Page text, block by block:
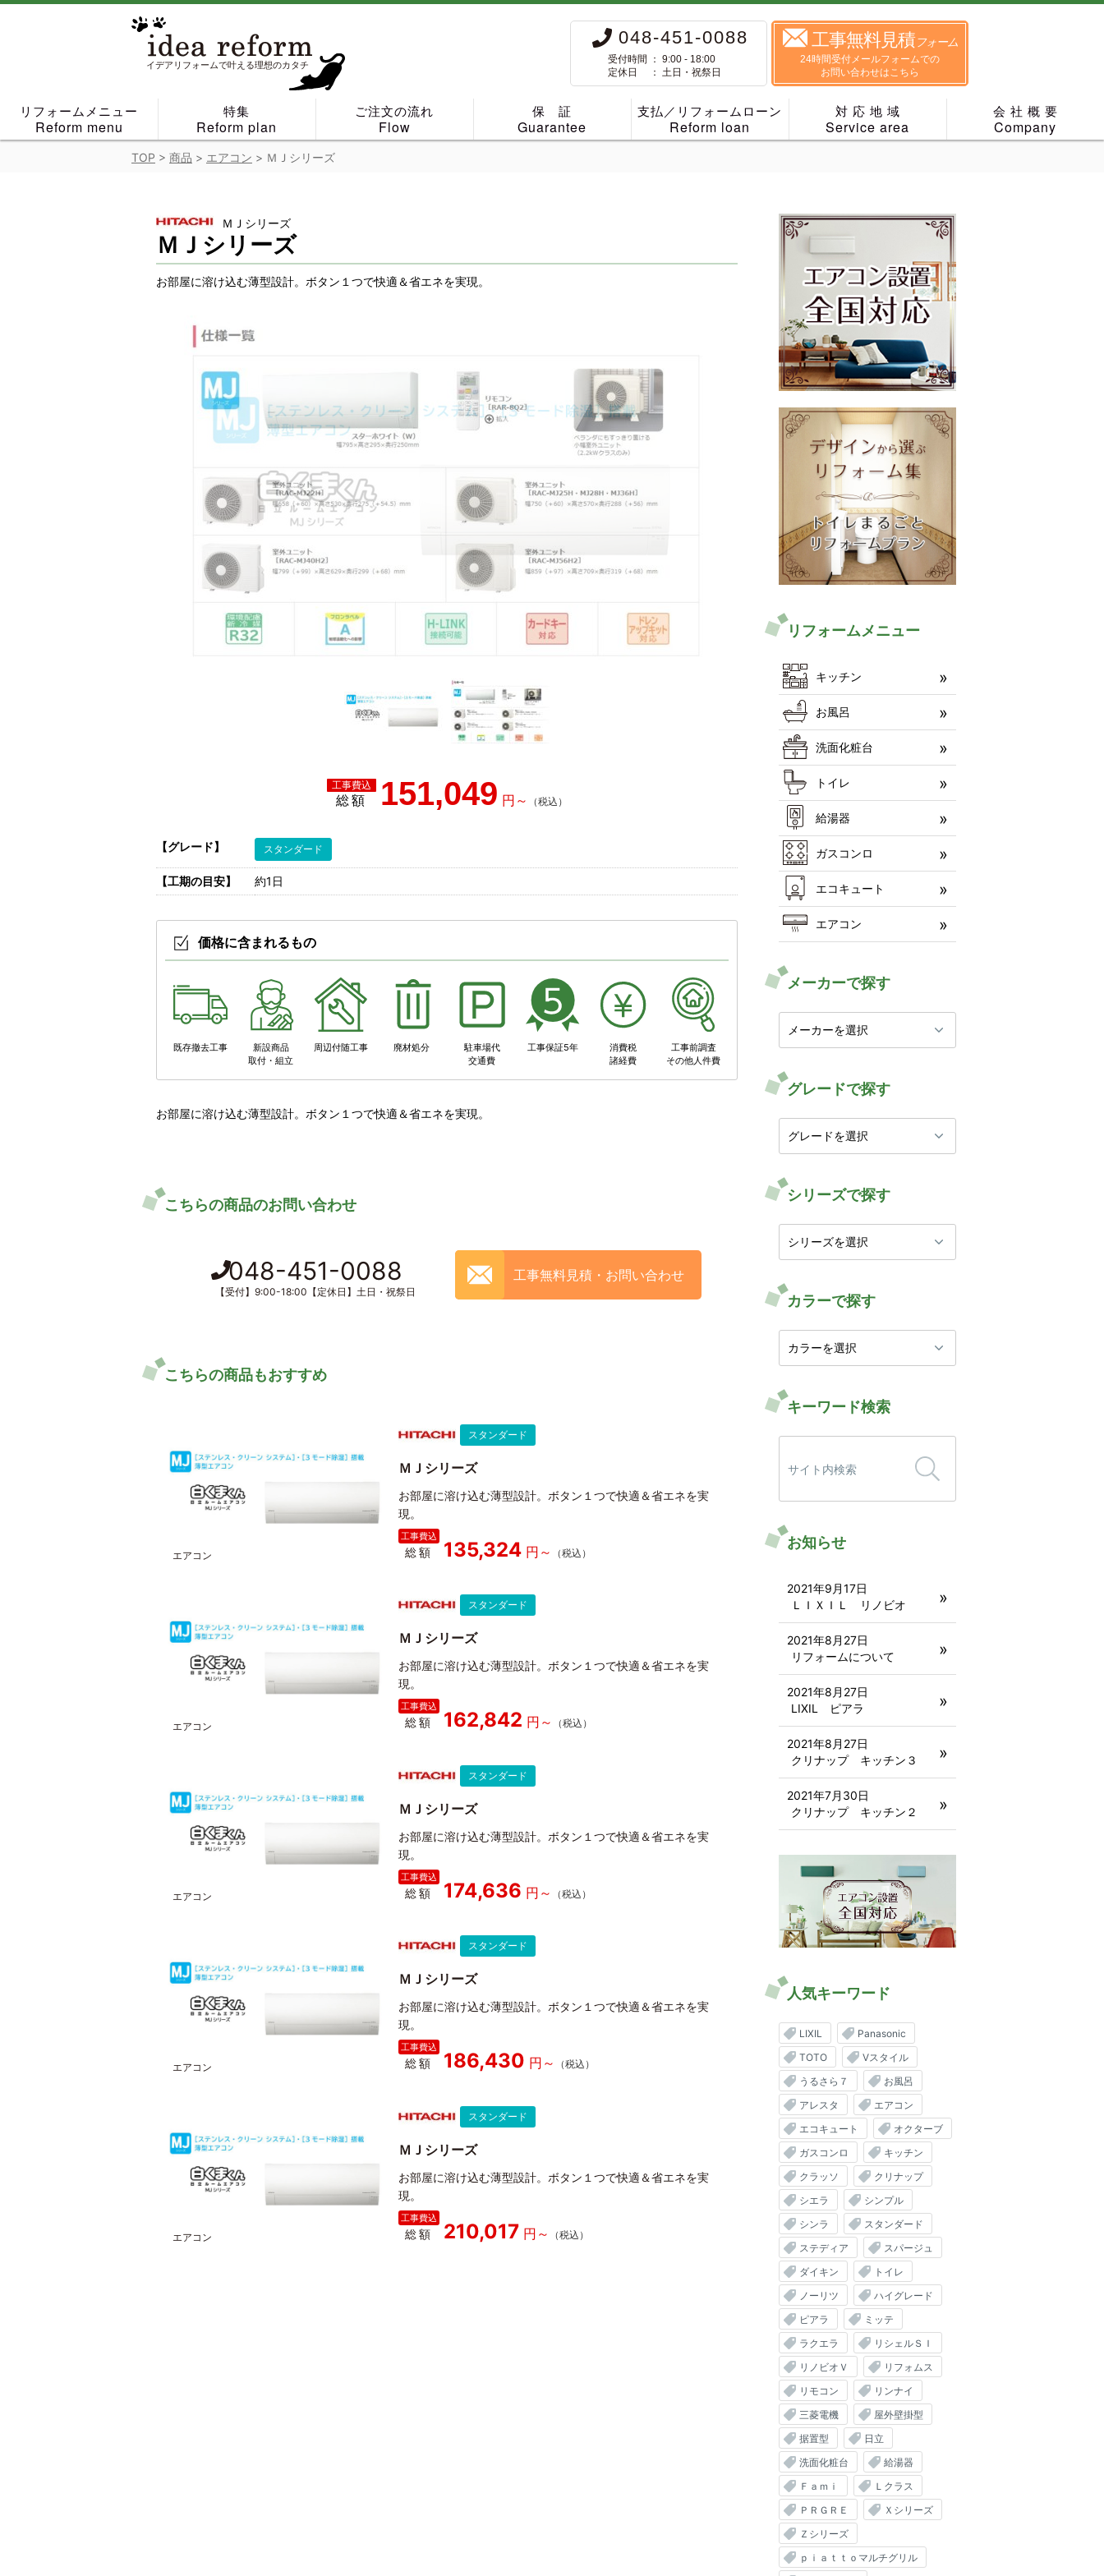
Skip
イデアリフォームで叶える理想のカタチ
048-451-0088
受付時間 ： 9:00 - 18:00
定休日 ： 土日・祝祭日
工事無料見積フォーム
24時間受付メールフォームでの
お問い合わせはこちら
リフォームメニュー
Reform menu
特集
Reform plan
ご注文の流れ
Flow
保 証
Guarantee
支払／リフォームローン
Reform loan
対 応 地 域
Service area
会 社 概 要
Company
TOP > 商品 > エアコン > ＭＪシリーズ
ＭＪシリーズ
ＭＪシリーズ
お部屋に溶け込む薄型設計。ボタン１つで快適＆省エネを実現。
総額 151,049
【グレード】 スタンダード
【工期の目安】 約1日
価格に含まれるもの
既存撤去工事
新設商品
取付・組立
周辺付随工事 廃材処分
駐車場代
交通費
工事保証5年
消費税
諸経費
工事前調査
その他人件費
お部屋に溶け込む薄型設計。ボタン１つで快適＆省エネを実現。
こちらの商品のお問い合わせ
048-451-0088
【受付】9:00-18:00【定休日】土日・祝祭日
工事無料見積・お問い合わせ
こちらの商品もおすすめ
スタンダード
ＭＪシリーズ
お部屋に溶け込む薄型設計。ボタン１つで快適＆省エネを実
現。
総額 135,324
スタンダード
ＭＪシリーズ
お部屋に溶け込む薄型設計。ボタン１つで快適＆省エネを実
現。
総額 162,842
スタンダード
ＭＪシリーズ
お部屋に溶け込む薄型設計。ボタン１つで快適＆省エネを実
現。
総額 174,636
スタンダード
ＭＪシリーズ
お部屋に溶け込む薄型設計。ボタン１つで快適＆省エネを実
現。
総額 186,430
スタンダード
ＭＪシリーズ
お部屋に溶け込む薄型設計。ボタン１つで快適＆省エネを実
現。
総額 210,017
リフォームメニュー
キッチン
お風呂
洗面化粧台
トイレ
給湯器
ガスコンロ
エコキュート
エアコン
メーカーで探す
グレードで探す
シリーズで探す
カラーで探す
キーワード検索
お知らせ
ＬＩＸＩＬ リノビオ
2021年9月17日
リフォームについて
2021年8月27日
LIXIL ピアラ
2021年8月27日
クリナップ キッチン３
2021年8月27日
クリナップ キッチン２
2021年7月30日
人気キーワード
LIXIL
Panasonic
TOTO
Vスタイル
うるさら７
お風呂
アレスタ
エアコン
エコキュート
オクターブ
ガスコンロ
キッチン
クラッソ
クリナップ
シエラ
シンプル
シンラ
スタンダード
ステディア
スパージュ
ダイキン
トイレ
ノーリツ
ハイグレード
ピアラ
ミッテ
ラクエラ
リシェルＳＩ
リノビオＶ
リフォムス
リモコン
リンナイ
三菱電機
屋外壁掛型
据置型
日立
洗面化粧台
給湯器
Ｆａｍｉ
Ｌクラス
ＰＲＧＲＥ
Ｘシリーズ
Ｚシリーズ
ｐｉａｔｔｏマルチグリル